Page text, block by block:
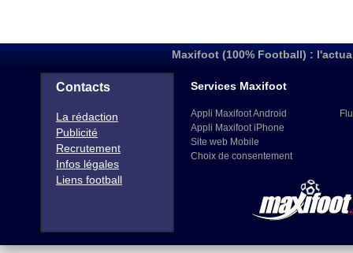
Maxifoot (100% Football) :
Contacts
La rédaction
Publicité
Recrutement
Infos légales
Liens football
Services Maxifoot
Appli Maxifoot Android
Appli Maxifoot iPhone
Site web Mobile
Choix de consentement